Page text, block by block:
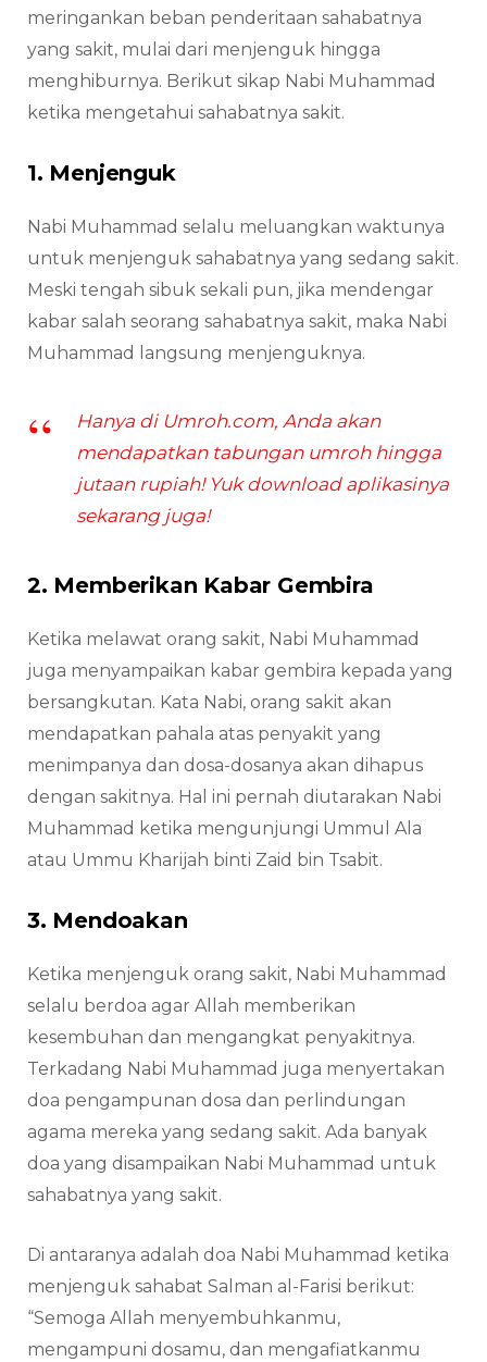
meringankan beban penderitaan sahabatnya
yang sakit, mulai dari menjenguk hingga
menghiburnya. Berikut sikap Nabi Muhammad
ketika mengetahui sahabatnya sakit.
1. Menjenguk
Nabi Muhammad selalu meluangkan waktunya
untuk menjenguk sahabatnya yang sedang sakit.
Meski tengah sibuk sekali pun, jika mendengar
kabar salah seorang sahabatnya sakit, maka Nabi
Muhammad langsung menjenguknya.
Hanya di Umroh.com, Anda akan
mendapatkan tabungan umroh hingga
jutaan rupiah! Yuk download aplikasinya
sekarang juga!
2. Memberikan Kabar Gembira
Ketika melawat orang sakit, Nabi Muhammad
juga menyampaikan kabar gembira kepada yang
bersangkutan. Kata Nabi, orang sakit akan
mendapatkan pahala atas penyakit yang
menimpanya dan dosa-dosanya akan dihapus
dengan sakitnya. Hal ini pernah diutarakan Nabi
Muhammad ketika mengunjungi Ummul Ala
atau Ummu Kharijah binti Zaid bin Tsabit.
3. Mendoakan
Ketika menjenguk orang sakit, Nabi Muhammad
selalu berdoa agar Allah memberikan
kesembuhan dan mengangkat penyakitnya.
Terkadang Nabi Muhammad juga menyertakan
doa pengampunan dosa dan perlindungan
agama mereka yang sedang sakit. Ada banyak
doa yang disampaikan Nabi Muhammad untuk
sahabatnya yang sakit.
Di antaranya adalah doa Nabi Muhammad ketika
menjenguk sahabat Salman al-Farisi berikut:
“Semoga Allah menyembuhkanmu,
mengampuni dosamu, dan mengafiatkanmu